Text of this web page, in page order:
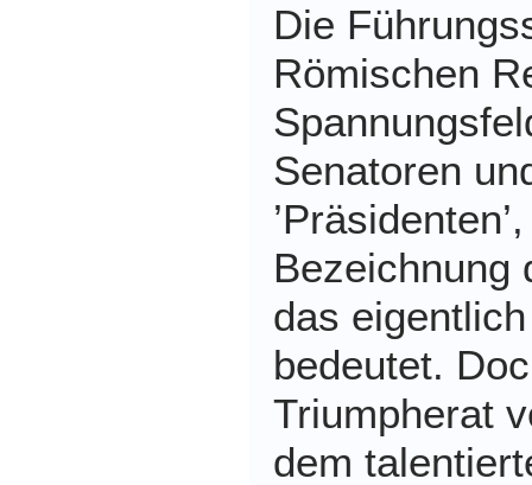
Die
Römischen
Senatoren
Bezeichnung
das eigentlich
bedeutet.
Triumpherat
dem